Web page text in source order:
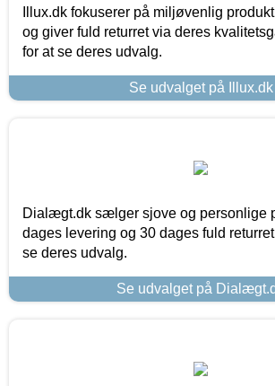
Illux.dk fokuserer på miljøvenlig
og giver fuld returret via deres
for at se deres udvalg.
Se udvalget på Illux.dk
Dialægt.dk sælger sjove og personlige
dages levering og 30 dages fuld
se deres udvalg.
Se udvalget på